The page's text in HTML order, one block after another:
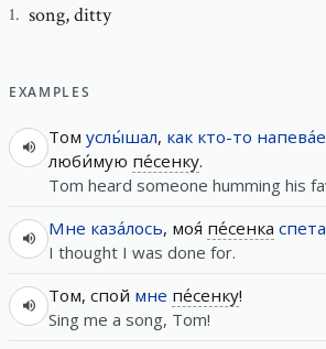
1. song,ditty
EXAMPLES
Том услы́шал, как кто-то
люби́мую пе́сенку.
Tom heard someone humming his
Мне каза́лось, моя́ пе́сенка спета
I thought I was done for.
Том, спой мне пе́сенку!
Sing me a song, Tom!